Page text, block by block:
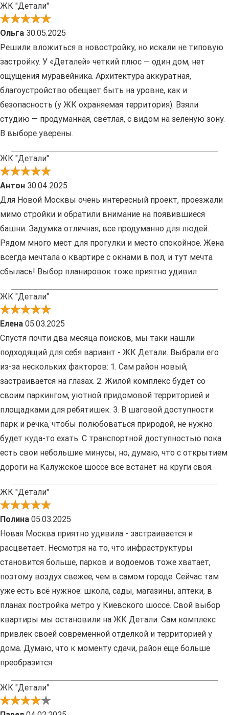
ЖК "Детали"
Ольга 30.05.2025
Решили вложиться в новостройку, но искали не типовую
застройку. У «Деталей» четкий плюс — один дом, нет
ощущения муравейника. Архитектура аккуратная,
благоустройство обещает быть на уровне, как и
безопасность (у ЖК охраняемая территория). Взяли
студию — продуманная, светлая, с видом на зеленую зону.
В выборе уверены.
ЖК "Детали"
Антон 30.04.2025
Для Новой Москвы очень интересный проект, проезжали
мимо стройки и обратили внимание на появившиеся
башни. Задумка отличная, все продуманно для людей.
Рядом много мест для прогулки и место спокойное. Жена
всегда мечтала о квартире с окнами в пол, и тут мечта
сбылась! Выбор планировок тоже приятно удивил
ЖК "Детали"
Елена 05.03.2025
Спустя почти два месяца поисков, мы таки нашли
подходящий для себя вариант - ЖК Детали. Выбрали его
из-за нескольких факторов: 1. Сам район новый,
застраивается на глазах. 2. Жилой комплекс будет со
своим паркингом, уютной придомовой территорией и
площадками для ребятишек. 3. В шаговой доступности
парк и речка, чтобы полюбоваться природой, не нужно
будет куда-то ехать. С транспортной доступностью пока
есть свои небольшие минусы, но, думаю, что с открытием
дороги на Калужское шоссе все встанет на круги своя.
ЖК "Детали"
Полина 05.03.2025
Новая Москва приятно удивила - застраивается и
расцветает. Несмотря на то, что инфраструктуры
становится больше, парков и водоемов тоже хватает,
поэтому воздух свежее, чем в самом городе. Сейчас там
уже есть всё нужное: школа, сады, магазины, аптеки, в
планах постройка метро у Киевского шоссе. Свой выбор
квартиры мы остановили на ЖК Детали. Сам комплекс
привлек своей современной отделкой и территорией у
дома. Думаю, что к моменту сдачи, район еще больше
преобразится.
ЖК "Детали"